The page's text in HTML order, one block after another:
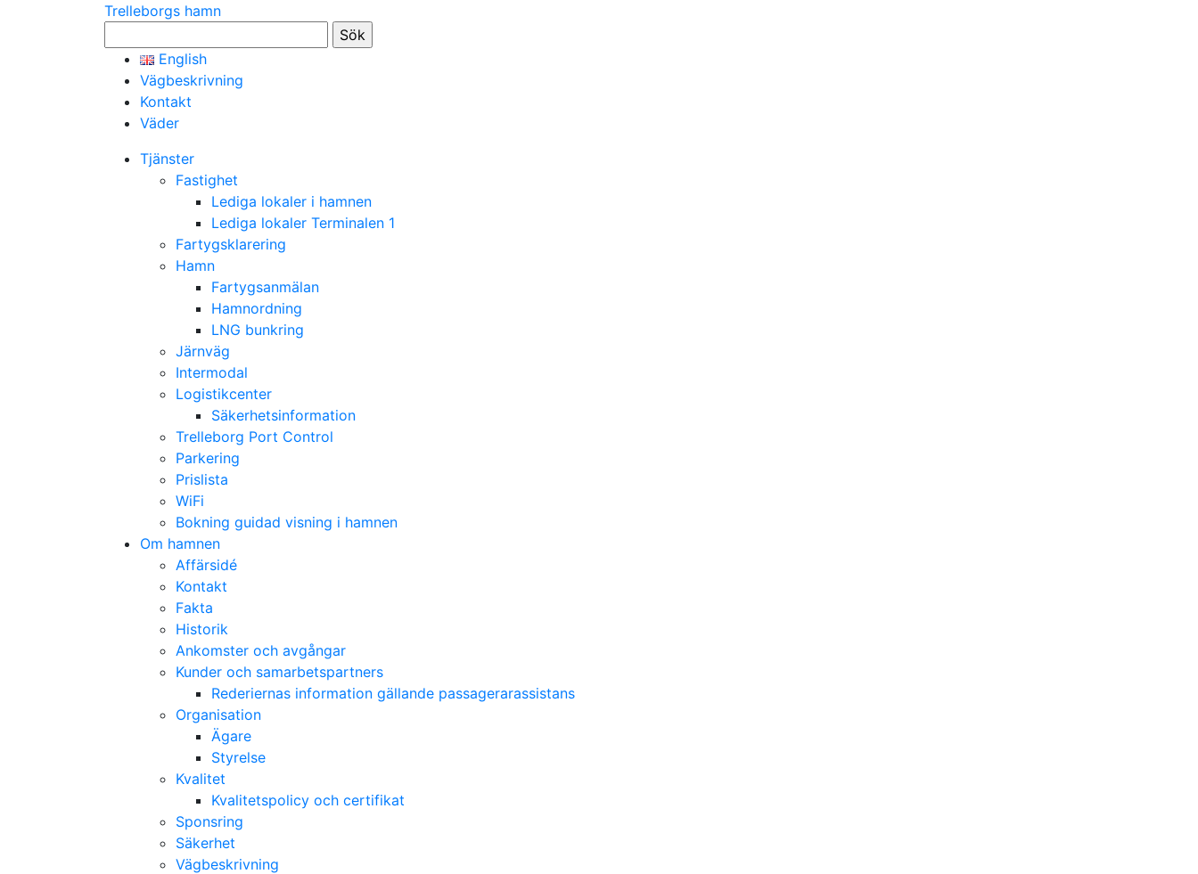
Trelleborgs hamn
efter:
English
Vägbeskrivning
Kontakt
Väder
Tjänster
Fastighet
Lediga lokaler i hamnen
Lediga lokaler Terminalen 1
Fartygsklarering
Hamn
Fartygsanmälan
Hamnordning
LNG bunkring
Järnväg
Intermodal
Logistikcenter
Säkerhetsinformation
Trelleborg Port Control
Parkering
Prislista
WiFi
Bokning guidad visning i hamnen
Om hamnen
Affärsidé
Kontakt
Fakta
Historik
Ankomster och avgångar
Kunder och samarbetspartners
Rederiernas information gällande passagerarassistans
Organisation
Ägare
Styrelse
Kvalitet
Kvalitetspolicy och certifikat
Sponsring
Säkerhet
Vägbeskrivning